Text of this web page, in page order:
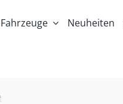
Fahrzeuge Neuheiten